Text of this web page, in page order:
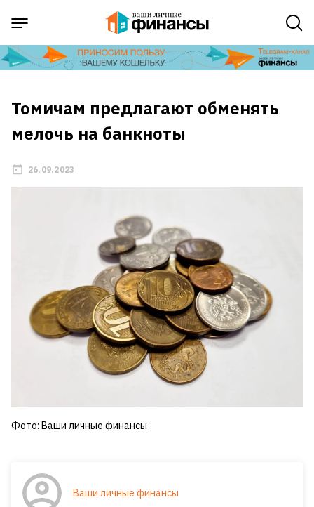
Томичам предлагают обменять
мелочь на банкноты
26.09.2023
Фото: Ваши личные финансы
Ваши личные финансы